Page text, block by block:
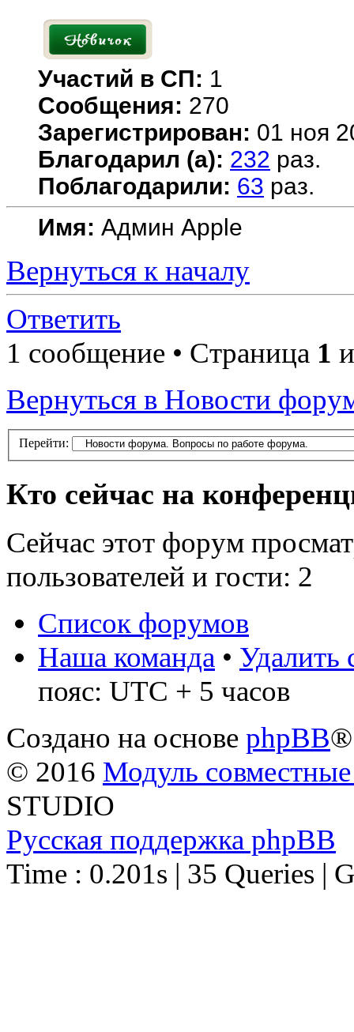
Участий в СП: 1
Сообщения: 270
Зарегистрирован: 01 ноя
Благодарил (а): 232 раз.
Поблагодарили: 63 раз.
Имя: Админ Apple
Вернуться к началу
Ответить
1 сообщение • Страница 1
Вернуться в Новости
Перейти:
Кто сейчас на
Сейчас этот форум
пользователей и гости: 2
Список форумов
Наша команда • Удалить
пояс: UTC + 5 часов
Создано на основе phpBB®
© 2016 Модуль
STUDIO
Русская поддержка phpBB
Time : 0.201s | 35 Queries |